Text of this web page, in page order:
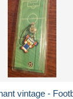
vintage -